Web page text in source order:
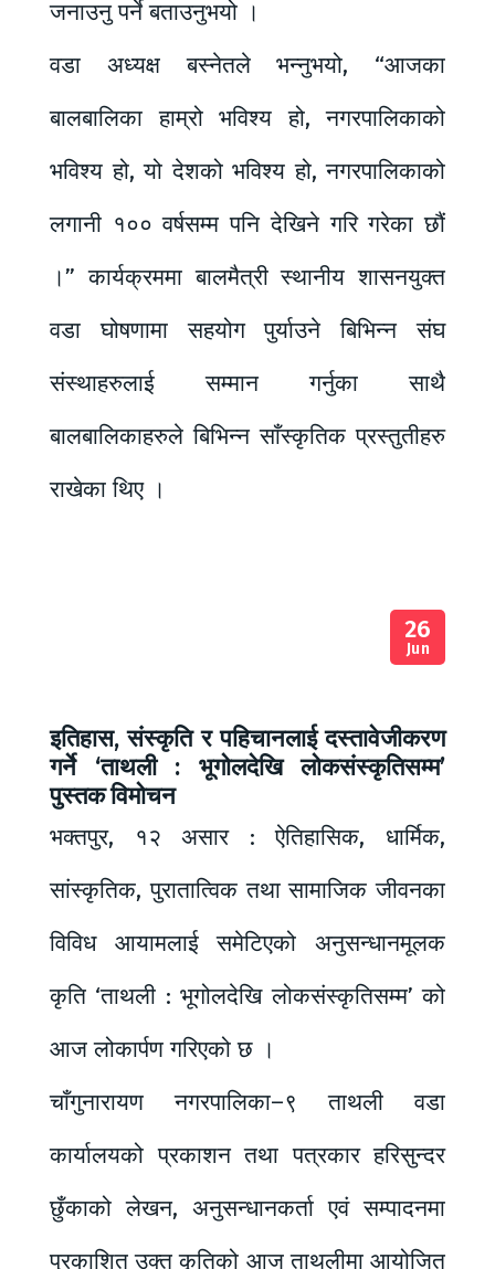
जनाउनु पर्ने बताउनुभयो ।
वडा अध्यक्ष बस्नेतले भन्नुभयो, “आजका
बालबालिका हाम्रो भविश्य हो, नगरपालिकाको
भविश्य हो, यो देशको भविश्य हो, नगरपालिकाको
लगानी १०० वर्षसम्म पनि देखिने गरि गरेका छौं
।” कार्यक्रममा बालमैत्री स्थानीय शासनयुक्त
वडा घोषणामा सहयोग पुर्याउने बिभिन्न संघ
संस्थाहरुलाई सम्मान गर्नुका साथै
बालबालिकाहरुले बिभिन्न साँस्कृतिक प्रस्तुतीहरु
राखेका थिए ।
26
Jun
इतिहास, संस्कृति र पहिचानलाई दस्तावेजीकरण
गर्ने ‘ताथली : भूगोलदेखि लोकसंस्कृतिसम्म’
पुस्तक विमोचन
भक्तपुर, १२ असार : ऐतिहासिक, धार्मिक,
सांस्कृतिक, पुरातात्विक तथा सामाजिक जीवनका
विविध आयामलाई समेटिएको अनुसन्धानमूलक
कृति ‘ताथली : भूगोलदेखि लोकसंस्कृतिसम्म’ को
आज लोकार्पण गरिएको छ ।
चाँगुनारायण नगरपालिका–९ ताथली वडा
कार्यालयको प्रकाशन तथा पत्रकार हरिसुन्दर
छुँकाको लेखन, अनुसन्धानकर्ता एवं सम्पादनमा
प्रकाशित उक्त कृतिको आज ताथलीमा आयोजित